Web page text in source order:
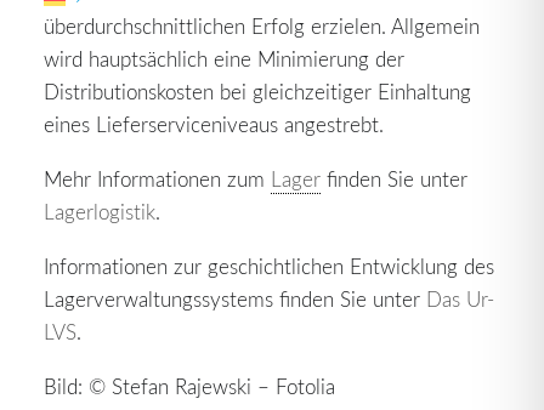
überdurchschnittlichen Erfolg erzielen. Allgemein
wird hauptsächlich eine Minimierung der
Distributionskosten bei gleichzeitiger Einhaltung
eines Lieferserviceniveaus angestrebt.
Mehr Informationen zum Lager finden Sie unter
Lagerlogistik.
Informationen zur geschichtlichen Entwicklung des
Lagerverwaltungssystems finden Sie unter Das Ur-
LVS.
Bild: © Stefan Rajewski – Fotolia